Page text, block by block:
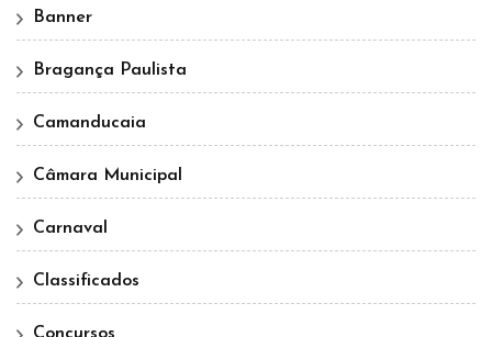
Banner
Bragança Paulista
Camanducaia
Câmara Municipal
Carnaval
Classificados